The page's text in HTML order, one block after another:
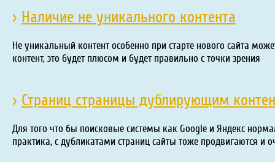
› Наличие не уникального контента
Не уникальный контент особенно при старте нового сайта
контент, это будет плюсом и будет правильно с точки зрения
› Страниц страницы дублирующим
Для того что бы поисковые системы как Google и Яндекс
практика, с дубликатами страниц сайты тоже продвигаются и